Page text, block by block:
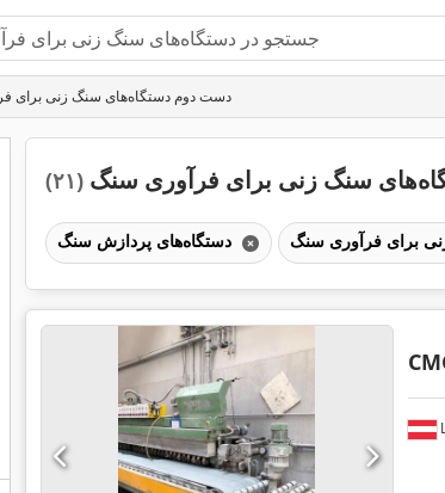
دست دوم دستگاه‌های سنگ زنی برای
سنگ زنی برای فرآوری سنگ (۲۱)
دستگاه‌های پردازش سنگ